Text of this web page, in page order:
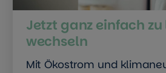
Jetzt ganz einfach
wechseln
Mit Ökostrom und